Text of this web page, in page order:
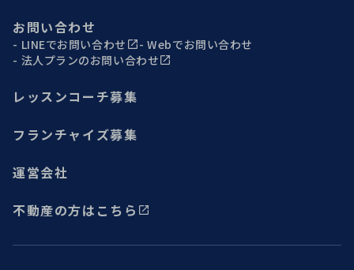
お問い合わせ
LINEでお問い合わせ
Webでお問い合わせ
法人プランのお問い合わせ
レッスンコーチ募集
フランチャイズ募集
運営会社
不動産の方はこちら